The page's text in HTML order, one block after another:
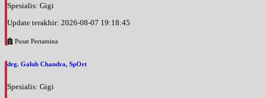
Spesialis: Gigi
Update terakhir: 2026-08-07 19:18:45
Pusat Pertamina
drg. Galuh Chandra, SpOrt
Spesialis: Gigi